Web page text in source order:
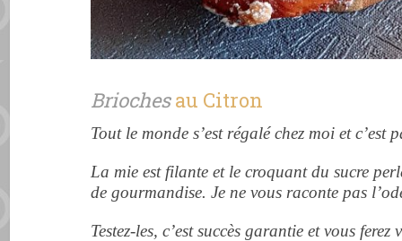
Briochesau Citron
Tout le monde s’est régalé chez moi et c’est
La mie est filante et le croquant du sucre
de gourmandise. Je ne vous raconte pas
Testez-les, c’est succès garantie et vous